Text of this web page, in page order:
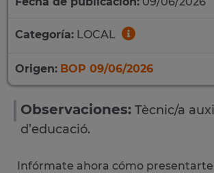
Categoría: LOCAL
Origen: BOP 09/06/2026
Observaciones: Tècnic/a
d’educació.
Infórmate ahora cómo presentarte